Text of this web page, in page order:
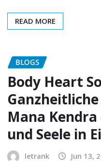
READ MORE
BLOGS
Body Heart
Mana
und Seele in
letrank Jun 13,